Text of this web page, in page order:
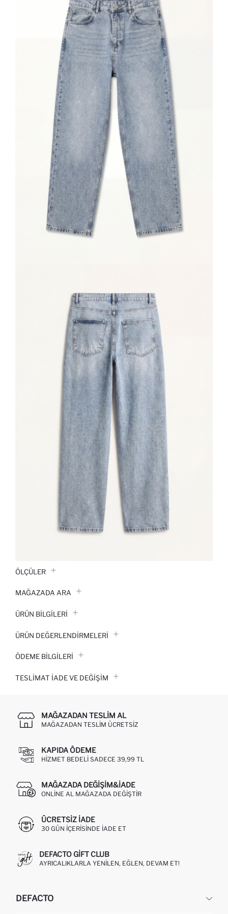
ÖLÇÜLER
MAĞAZADA ARA
ÜRÜN BILGILERI
ÜRÜN DEĞERLENDİRMELERİ
ÖDEME BİLGİLERİ
TESLIMAT İADE VE DEĞIŞIM
MAĞAZADAN TESLIM AL
MAĞAZADAN TESLIM ÜCRETSIZ
KAPIDA ÖDEME
HIZMET BEDELI SADECE 39,99 TL
MAĞAZADA DEĞIŞIM&İADE
ONLINE AL MAĞAZADA DEĞIŞTIR
ÜCRETSIZ IADE
30 GÜN IÇERISINDE IADE ET
DEFACTO GIFT CLUB
AYRICALIKLARLA YENILEN, EĞLEN, DEVAM ET!
DEFACTO